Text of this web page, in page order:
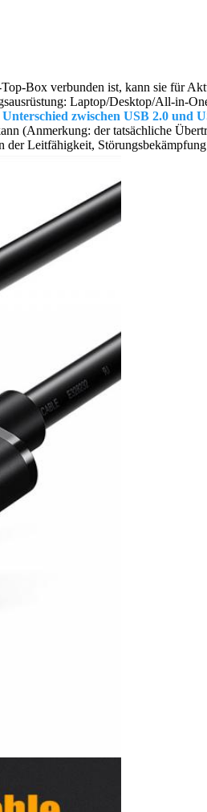
Box verbunden ist, kann sie für
Laptop/Desktop/All-in-
zwischen USB 2.0 und
(Anmerkung: der tatsächliche
Leitfähigkeit,